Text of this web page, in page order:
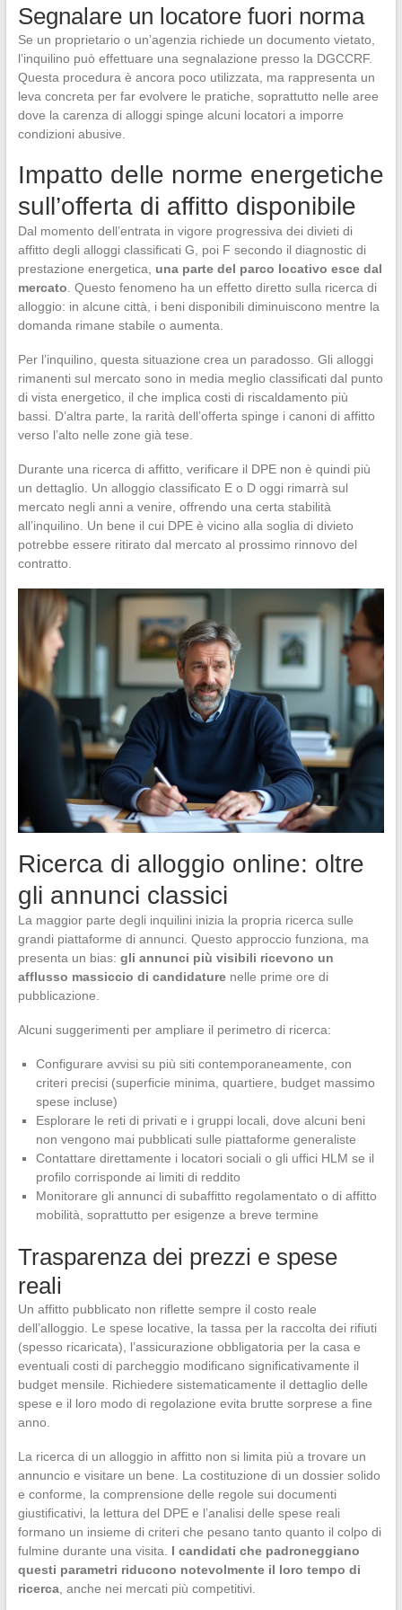
Segnalare un locatore fuori norma
Se un proprietario o un’agenzia richiede un documento vietato,
l’inquilino può effettuare una segnalazione presso la DGCCRF.
Questa procedura è ancora poco utilizzata, ma rappresenta un
leva concreta per far evolvere le pratiche, soprattutto nelle aree
dove la carenza di alloggi spinge alcuni locatori a imporre
condizioni abusive.
Impatto delle norme energetiche
sull’offerta di affitto disponibile
Dal momento dell’entrata in vigore progressiva dei divieti di
affitto degli alloggi classificati G, poi F secondo il diagnostic di
prestazione energetica, una parte del parco locativo esce dal
mercato . Questo fenomeno ha un effetto diretto sulla ricerca di
alloggio: in alcune città, i beni disponibili diminuiscono mentre la
domanda rimane stabile o aumenta.
Per l’inquilino, questa situazione crea un paradosso. Gli alloggi
rimanenti sul mercato sono in media meglio classificati dal punto
di vista energetico, il che implica costi di riscaldamento più
bassi. D’altra parte, la rarità dell’offerta spinge i canoni di affitto
verso l’alto nelle zone già tese.
Durante una ricerca di affitto, verificare il DPE non è quindi più
un dettaglio. Un alloggio classificato E o D oggi rimarrà sul
mercato negli anni a venire, offrendo una certa stabilità
all’inquilino. Un bene il cui DPE è vicino alla soglia di divieto
potrebbe essere ritirato dal mercato al prossimo rinnovo del
contratto.
Ricerca di alloggio online: oltre
gli annunci classici
La maggior parte degli inquilini inizia la propria ricerca sulle
grandi piattaforme di annunci. Questo approccio funziona, ma
presenta un bias: gli annunci più visibili ricevono un
afflusso massiccio di candidaturenelle prime ore di
pubblicazione.
Alcuni suggerimenti per ampliare il perimetro di ricerca:
Configurare avvisi su più siti contemporaneamente, con
criteri precisi (superficie minima, quartiere, budget massimo
spese incluse)
Esplorare le reti di privati e i gruppi locali, dove alcuni beni
non vengono mai pubblicati sulle piattaforme generaliste
Contattare direttamente i locatori sociali o gli uffici HLM se il
profilo corrisponde ai limiti di reddito
Monitorare gli annunci di subaffitto regolamentato o di affitto
mobilità, soprattutto per esigenze a breve termine
Trasparenza dei prezzi e spese
reali
Un affitto pubblicato non riflette sempre il costo reale
dell’alloggio. Le spese locative, la tassa per la raccolta dei rifiuti
(spesso ricaricata), l’assicurazione obbligatoria per la casa e
eventuali costi di parcheggio modificano significativamente il
budget mensile. Richiedere sistematicamente il dettaglio delle
spese e il loro modo di regolazione evita brutte sorprese a fine
anno.
La ricerca di un alloggio in affitto non si limita più a trovare un
annuncio e visitare un bene. La costituzione di un dossier solido
e conforme, la comprensione delle regole sui documenti
giustificativi, la lettura del DPE e l’analisi delle spese reali
formano un insieme di criteri che pesano tanto quanto il colpo di
fulmine durante una visita. I candidati che padroneggiano
questi parametri riducono notevolmente il loro tempo di
ricerca, anche nei mercati più competitivi.